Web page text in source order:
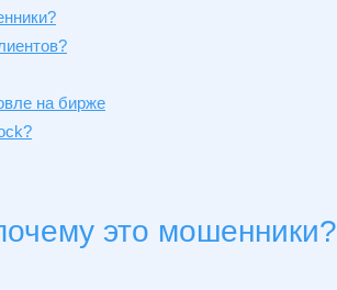
на бирже
это мошенники?